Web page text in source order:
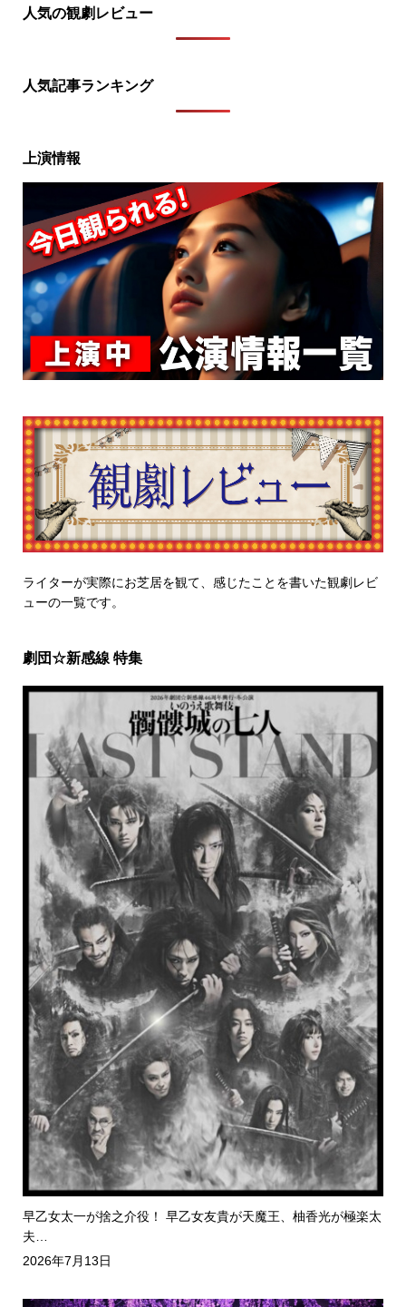
人気の観劇レビュー
人気記事ランキング
上演情報
ライターが実際にお芝居を観て、感じたことを書いた観劇レビ
ューの一覧です。
劇団☆新感線 特集
早乙女太一が捨之介役！ 早乙女友貴が天魔王、柚香光が極楽太
夫…
2026年7月13日